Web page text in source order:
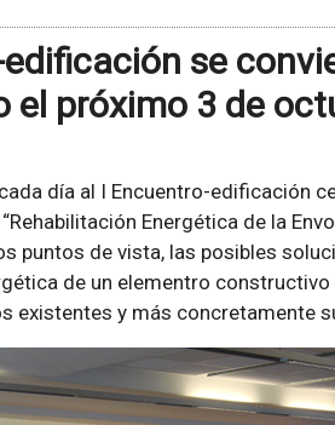
se
próximo 3 de
día al I Encuentro-edificación
Energética de la
puntos de vista, las posibles
de un elementro
existentes y más concretamente